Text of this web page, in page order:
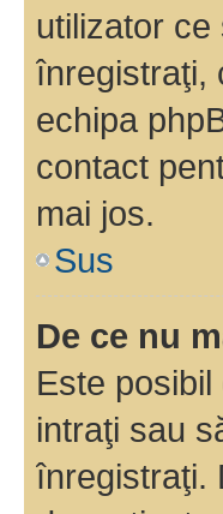
utilizator
înregistraţi,
echipa
contact
mai jos.
Sus
De ce nu
Este
intraţi sau
înregistraţi.